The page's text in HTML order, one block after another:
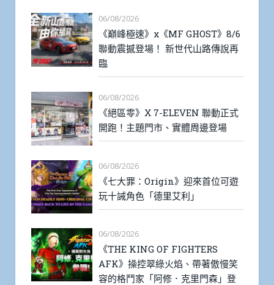
06/08/2026
《巔峰極速》x《MF GHOST》8/6
聯動震撼登場！ 新世代山路傳說再
臨
06/08/2026
《絕區零》X 7-ELEVEN 聯動正式
開跑！主題門市、實體周邊登場
06/08/2026
《七大罪：Origin》迎來首位可遊
玩十誡角色「德里艾利」
06/08/2026
《THE KING OF FIGHTERS
AFK》操控翠綠火焰、帶著傲慢笑
容的格鬥家「阿修．克里門森」登